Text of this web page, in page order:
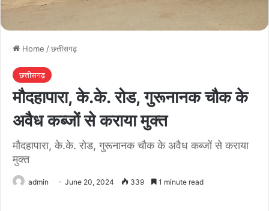
Home /छत्तीसगढ़
छत्तीसगढ़
मौदहापारा, के.के. रोड, गुरूनानक चौक के
अवैध कब्जों से कराया मुक्त
मौदहापारा, के.के. रोड, गुरूनानक चौक के अवैध कब्जों से कराया
मुक्त
admin June 20, 2024 339 1 minute read